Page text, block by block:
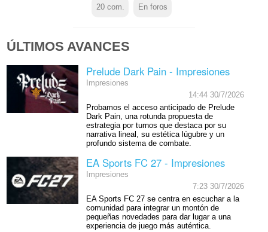
20com. En foros
ÚLTIMOS AVANCES
Prelude Dark Pain - Impresiones
Impresiones
14:44 30/7/2026
Probamos el acceso anticipado de Prelude
Dark Pain, una rotunda propuesta de
estrategia por turnos que destaca por su
narrativa lineal, su estética lúgubre y un
profundo sistema de combate.
EA Sports FC 27 - Impresiones
Impresiones
7:23 30/7/2026
EA Sports FC 27 se centra en escuchar a la
comunidad para integrar un montón de
pequeñas novedades para dar lugar a una
experiencia de juego más auténtica.